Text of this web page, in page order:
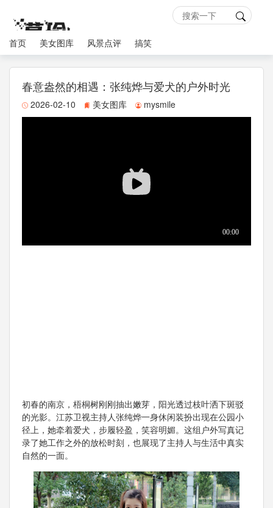
首页 美女图库 风景点评 搞笑
春意盎然的相遇：张纯烨与爱犬的户外时光
2026-02-10 美女图库 mysmile
初春的南京，梧桐树刚刚抽出嫩芽，阳光透过枝叶洒下斑驳
的光影。江苏卫视主持人张纯烨一身休闲装扮出现在公园小
径上，她牵着爱犬，步履轻盈，笑容明媚。这组户外写真记
录了她工作之外的放松时刻，也展现了主持人与生活中真实
自然的一面。